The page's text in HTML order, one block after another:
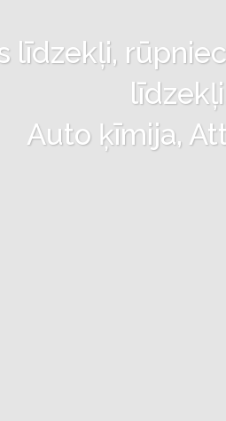
līdzekļi,
Auto ķīmija,